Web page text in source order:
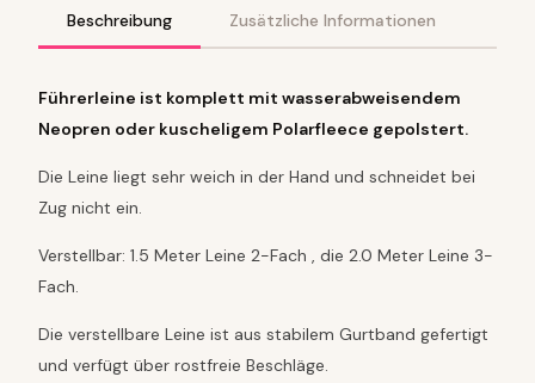
Beschreibung Zusätzliche Informationen
Führerleine ist komplett mit wasserabweisendem
Neopren oder kuscheligem Polarfleece gepolstert.
Die Leine liegt sehr weich in der Hand und schneidet bei
Zug nicht ein.
Verstellbar: 1.5 Meter Leine 2-Fach , die 2.0 Meter Leine 3-
Fach.
Die verstellbare Leine ist aus stabilem Gurtband gefertigt
und verfügt über rostfreie Beschläge.